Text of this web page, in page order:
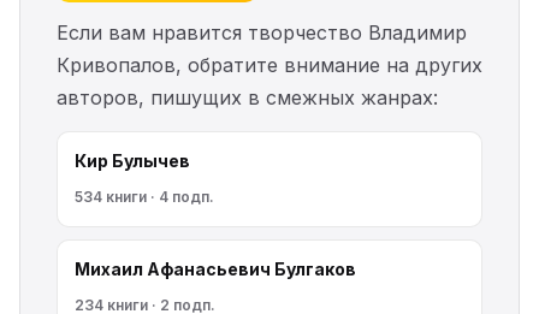
Если вам нравится творчество Владимир
Кривопалов, обратите внимание на других
авторов, пишущих в смежных жанрах:
Кир Булычев
534 книги · 4 подп.
Михаил Афанасьевич Булгаков
234 книги · 2 подп.